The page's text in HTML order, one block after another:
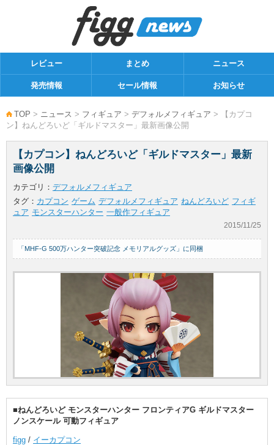
レビュー まとめ ニュース
発売情報 セール情報 お知らせ
TOP > ニュース > フィギュア > デフォルメフィギュア > 【カプコ
ン】ねんどろいど「ギルドマスター」最新画像公開
【カプコン】ねんどろいど「ギルドマスター」最新
画像公開
カテゴリ： デフォルメフィギュア
タグ： カプコン ゲーム デフォルメフィギュア ねんどろいど フィギ
ュア モンスターハンター 一般作フィギュア
2015/11/25
「MHF-G 500万ハンター突破記念 メモリアルグッズ」に同梱
■ねんどろいど モンスターハンター フロンティアG ギルドマスター
ノンスケール 可動フィギュア
figg / イーカプコン